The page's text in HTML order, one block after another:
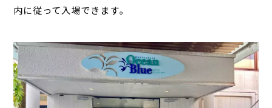
内に従って入場できます。